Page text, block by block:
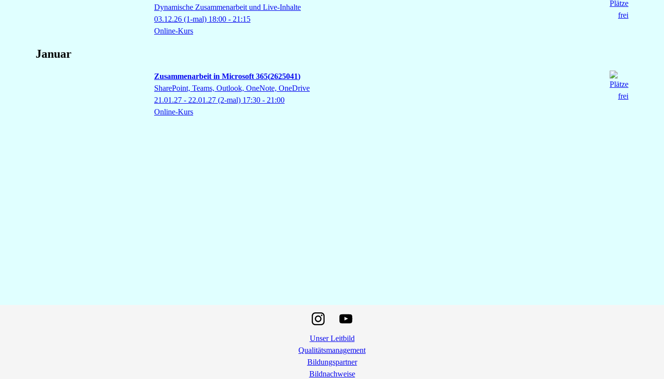
Dynamische Zusammenarbeit und Live‑Inhalte
03.12.26 (1-mal) 18:00 - 21:15
Online-Kurs
Januar
Zusammenarbeit in Microsoft 365 2625041
SharePoint, Teams, Outlook, OneNote, OneDrive
21.01.27 - 22.01.27 (2-mal) 17:30 - 21:00
Online-Kurs
Unser Leitbild
Qualitätsmanagement
Bildungspartner
Bildnachweise